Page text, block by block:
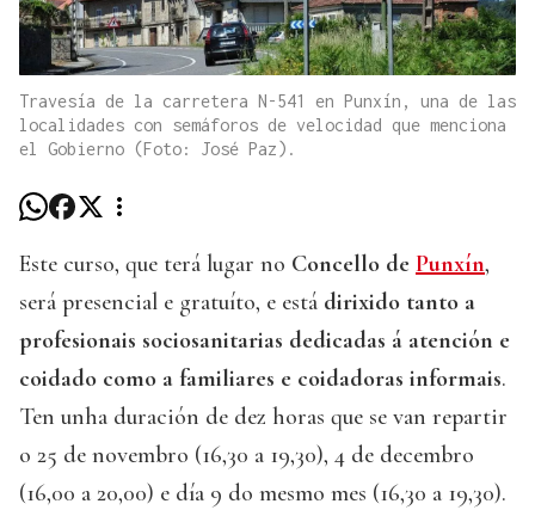
Travesía de la carretera N-541 en Punxín, una de las
localidades con semáforos de velocidad que menciona
el Gobierno (Foto: José Paz).
Este curso, que terá lugar no Concello de Punxín,
será presencial e gratuíto, e está dirixido tanto a
profesionais sociosanitarias dedicadas á atención e
coidado como a familiares e coidadoras informais.
Ten unha duración de dez horas que se van repartir
o 25 de novembro (16,30 a 19,30), 4 de decembro
(16,00 a 20,00) e día 9 do mesmo mes (16,30 a 19,30).